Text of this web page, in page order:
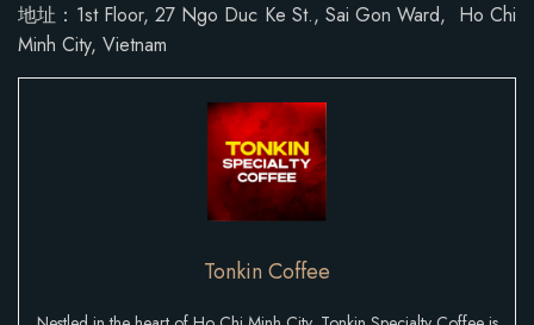
地址：1st Floor, 27 Ngo Duc Ke St., Sai Gon Ward, Ho Chi
Minh City, Vietnam
Tonkin Coffee